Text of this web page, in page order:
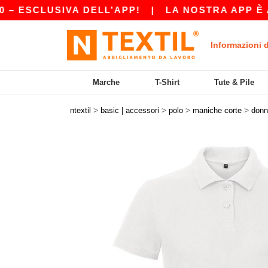
DELL’APP!|LA NOSTRA APP È
Informazioni
Marche T-Shirt Tute & Pile
ntextil > basic | accessori > polo > maniche corte >